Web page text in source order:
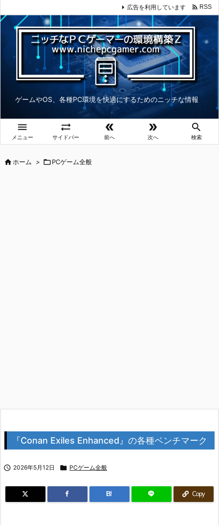
ゲームやOS、各種PC環境を快適にするためのニッチな情報

メニュー

サイドバー

前へ

次へ

検索
広告を利用しています  RSS
ホーム > PCゲーム全般
『Conan Exiles Enhanced』の各種ベンチマーク
 2026年5月12日  PCゲーム全般
B! Copy